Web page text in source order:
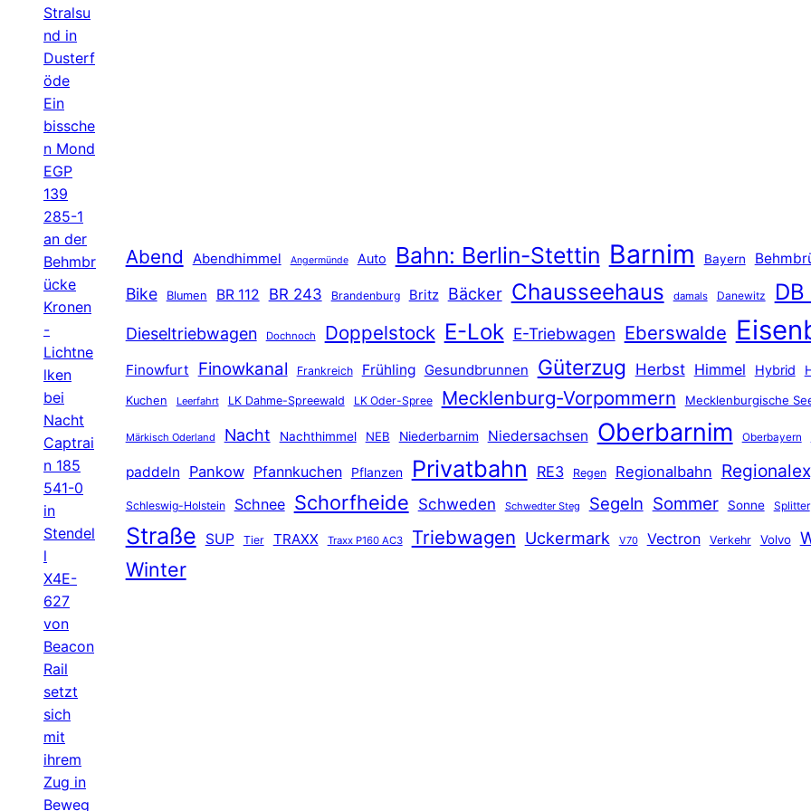
Stralsu
nd in
Dusterf
öde
Ein
bissche
n Mond
EGP
139
285-1
an der
Behmbr
ücke
Kronen
-
Lichtne
lken
bei
Nacht
Captrai
n 185
541-0
in
Stendel
l
X4E-
627
von
Beacon
Rail
setzt
sich
mit
ihrem
Zug in
Beweg
Abend Abendhimmel Angermünde Auto Bahn: Berlin-Stettin Barnim Bayern
Bike Blumen BR 112 BR 243 Brandenburg Britz Bäcker Chausseehaus damals Danewitz DB
Dieseltriebwagen Dochnoch Doppelstock E-Lok E-Triebwagen Eberswalde
Finowfurt Finowkanal Frankreich Frühling Gesundbrunnen Güterzug Herbst Himmel Hybrid
Kuchen Leerfahrt LK Dahme-Spreewald LK Oder-Spree Mecklenburg-Vorpommern Mecklenburgische
Märkisch Oderland Nacht Nachthimmel NEB Niederbarnim Niedersachsen Oberbarnim Oberbayern
paddeln Pankow Pfannkuchen Pflanzen Privatbahn RE3 Regen Regionalbahn
Schleswig-Holstein Schnee Schorfheide Schweden Schwedter Steg Segeln Sommer Sonne Splitter
Straße SUP Tier TRAXX Traxx P160 AC3 Triebwagen Uckermark V70 Vectron Verkehr Volvo
Winter